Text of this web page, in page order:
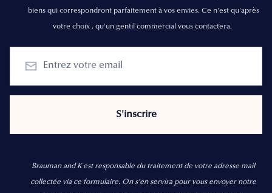
biens qui correspondront parfaitement à vos envies. Ce n'est qu'après
votre choix , qu'un gentil commercial vous contactera.
Brauman and K est responsable du traitement de votre adresse mail
collectée via ce formulaire. On s’en servira pour vous envoyer notre